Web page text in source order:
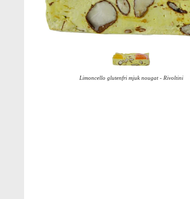
Limoncello glutenfri mjuk nougat - Rivoltini